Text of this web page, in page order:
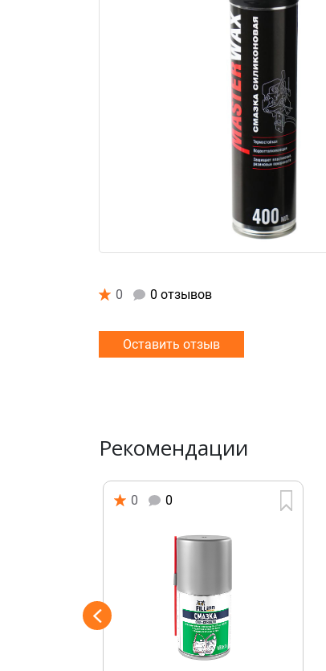
0 0 отзывов
Оставить отзыв
Рекомендации
0 0